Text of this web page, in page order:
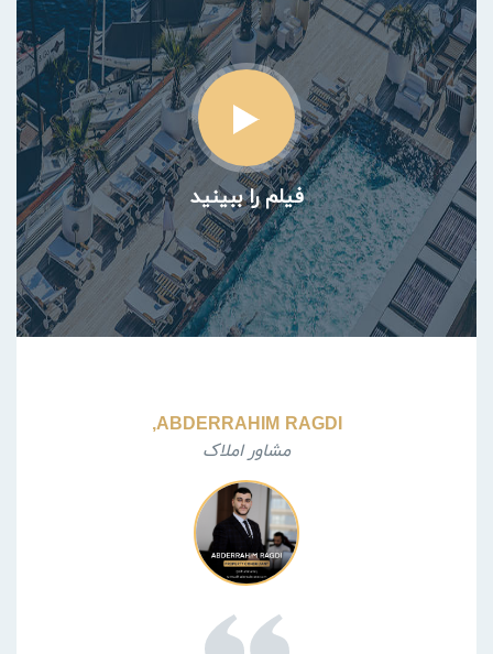
فیلم را ببینید
ABDERRAHIM RAGDI,
مشاور املاک